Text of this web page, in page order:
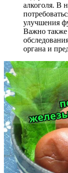
алкоголя. В
улучшения
Важно также
органа и